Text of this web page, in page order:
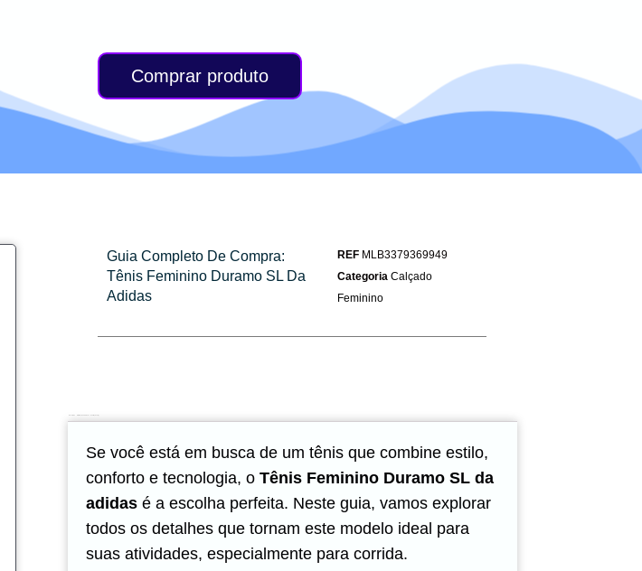
R$499,00.
R$345,39.
Comprar produto
Guia Completo De Compra:
Tênis Feminino Duramo SL Da
Adidas
REF MLB3379369949
Categoria Calçado
Feminino
Se você está em busca de um tênis que combine estilo,
conforto e tecnologia, o Tênis Feminino Duramo SL da
adidasé a escolha perfeita. Neste guia, vamos explorar
todos os detalhes que tornam este modelo ideal para
suas atividades, especialmente para corrida.